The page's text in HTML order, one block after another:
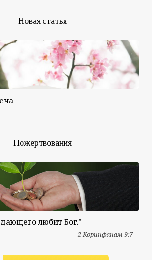
Новая статья
Пожертвования
дающего любит Бог.”
2 Коринфянам 9:7